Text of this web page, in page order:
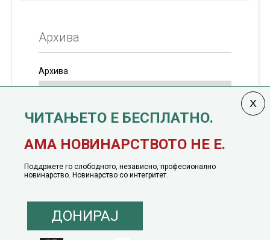
Архива
Архива
јануари, 1991 година
© 2016 - 2026 Сакам Да Кажам. Сите права задржани |
ЧИТАЊЕТО Е БЕСПЛАТНО.
АМА НОВИНАРСТВОТО НЕ Е.
Поддржете го слободното, независно, професионално
новинарство. Новинарство со интегритет.
ДОНИРАЈ